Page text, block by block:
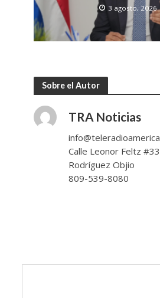
3 agosto, 2026
Sobre el Autor
TRA Noticias
Calle Leonor Feltz
Rodríguez Objio
809-539-8080